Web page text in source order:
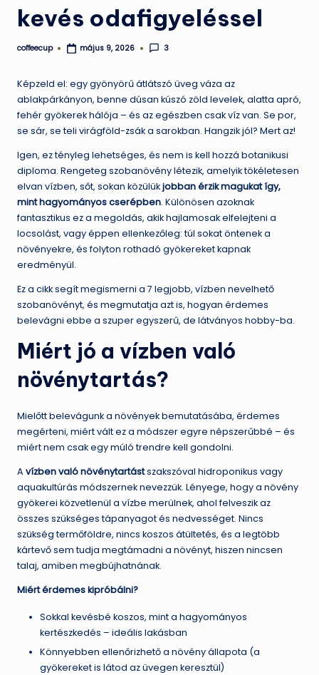
kevés odafigyeléssel
Posted
coffeecup május 9, 2026 3
Képzeld el: egy gyönyörű átlátszó üveg váza az
ablakpárkányon, benne dúsan kúszó zöld levelek, alatta apró,
fehér gyökerek hálója – és az egészben csak víz van. Se por,
se sár, se teli virágföld-zsák a sarokban. Hangzik jól? Mert az!
Igen, ez tényleg lehetséges, és nem is kell hozzá botanikusi
diploma. Rengeteg szobanövény létezik, amelyik tökéletesen
elvan vízben, sőt, sokan közülükjobban érzik magukat így,
mint hagyományos cserépben. Különösen azoknak
fantasztikus ez a megoldás, akik hajlamosak elfelejteni a
locsolást, vagy éppen ellenkezőleg: túl sokat öntenek a
növényekre, és folyton rothadó gyökereket kapnak
eredményül.
Ez a cikk segít megismerni a 7 legjobb, vízben nevelhető
szobanövényt, és megmutatja azt is, hogyan érdemes
belevágni ebbe a szuper egyszerű, de látványos hobby-ba.
Miért jó a vízben való
növénytartás?
Mielőtt belevágunk a növények bemutatásába, érdemes
megérteni, miért vált ez a módszer egyre népszerűbbé – és
miért nem csak egy múló trendre kell gondolni.
A vízben való növénytartástszakszóval hidroponikus vagy
aquakultúrás módszernek nevezzük. Lényege, hogy a növény
gyökerei közvetlenül a vízbe merülnek, ahol felveszik az
összes szükséges tápanyagot és nedvességet. Nincs
szükség termőföldre, nincs koszos átültetés, és a legtöbb
kártevő sem tudja megtámadni a növényt, hiszen nincsen
talaj, amiben megbújhatnának.
Miért érdemes kipróbálni?
Sokkal kevésbé koszos, mint a hagyományos
kertészkedés – ideális lakásban
Könnyebben ellenőrizhető a növény állapota (a
gyökereket is látod az üvegen keresztül)